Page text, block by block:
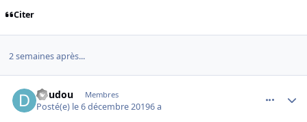
Citer
2 semaines après...
doudou Membres
Posté(e) le 6 décembre 20196 a